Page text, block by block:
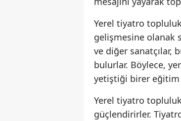
Yerel tiyatro
gelişmesine olanak
ve diğer sanatçılar,
bulurlar. Böylece,
yetiştiği birer eğitim
Yerel tiyatro
güçlendirirler.